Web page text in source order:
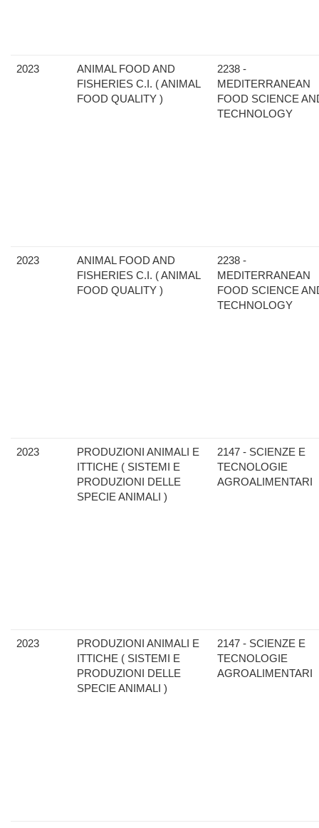
2023
ANIMAL FOOD AND
FISHERIES C.I. ( ANIMAL
FOOD QUALITY )
2238 -
MEDITERRANEAN
FOOD SCIENCE
TECHNOLOGY
2023
ANIMAL FOOD AND
FISHERIES C.I. ( ANIMAL
FOOD QUALITY )
2238 -
MEDITERRANEAN
FOOD SCIENCE
TECHNOLOGY
2023
PRODUZIONI ANIMALI E
ITTICHE ( SISTEMI E
PRODUZIONI DELLE
SPECIE ANIMALI )
2147 - SCIENZE E
TECNOLOGIE
AGROALIMENTARI
2023
PRODUZIONI ANIMALI E
ITTICHE ( SISTEMI E
PRODUZIONI DELLE
SPECIE ANIMALI )
2147 - SCIENZE E
TECNOLOGIE
AGROALIMENTARI